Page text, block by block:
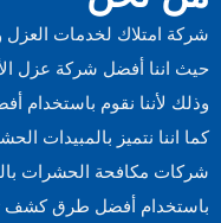
شركة امتلاك لخدمات العزل
حيث اننا أفضل شركة عزل
وذلك لأننا نقوم باستخدام
كما اننا نتميز بالمبيدات
شركات مكافحة الحشرات
باستخدام أفضل طرق كشف